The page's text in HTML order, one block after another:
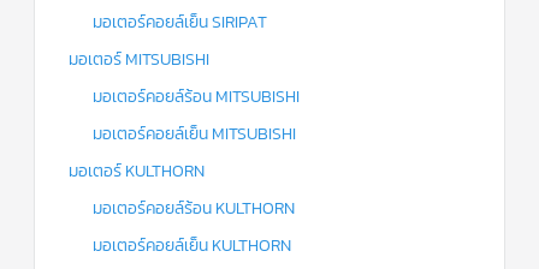
มอเตอร์คอยล์เย็น SIRIPAT
มอเตอร์ MITSUBISHI
มอเตอร์คอยล์ร้อน MITSUBISHI
มอเตอร์คอยล์เย็น MITSUBISHI
มอเตอร์ KULTHORN
มอเตอร์คอยล์ร้อน KULTHORN
มอเตอร์คอยล์เย็น KULTHORN